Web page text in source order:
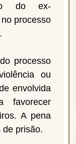
do ex-
processo
processo
ou
envolvida
favorecer
A pena
de prisão.